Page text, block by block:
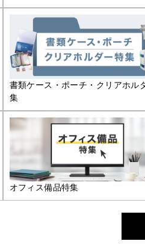
書類ケース・ポーチ・クリアホル
集
オフィス備品特集